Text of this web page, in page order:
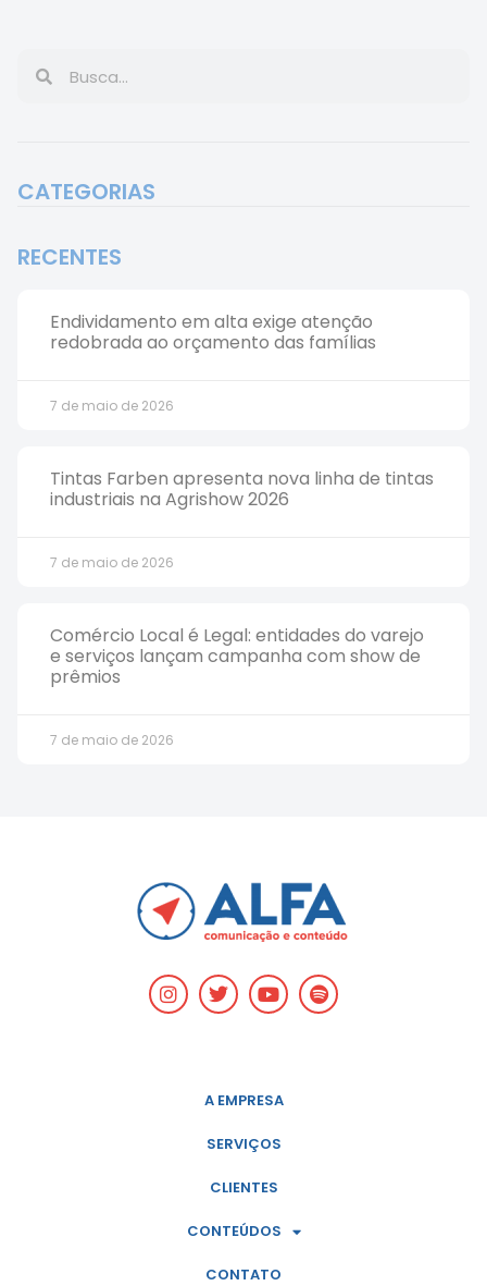
CATEGORIAS
RECENTES
Endividamento em alta exige atenção
redobrada ao orçamento das famílias
7 de maio de 2026
Tintas Farben apresenta nova linha de tintas
industriais na Agrishow 2026
7 de maio de 2026
Comércio Local é Legal: entidades do varejo
e serviços lançam campanha com show de
prêmios
7 de maio de 2026
A EMPRESA
SERVIÇOS
CLIENTES
CONTEÚDOS
CONTATO